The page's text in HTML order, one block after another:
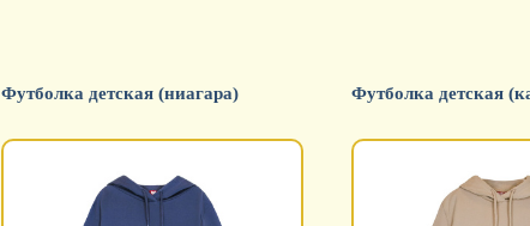
Футболка детская (ниагара) Футболка детская